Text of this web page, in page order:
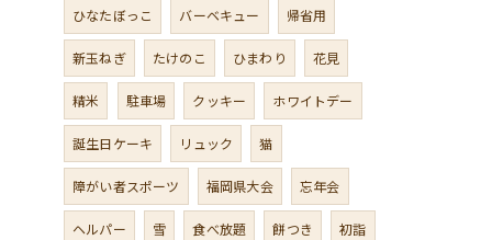
ひなたぼっこ バーベキュー 帰省用
新玉ねぎ たけのこ ひまわり 花見
精米 駐車場 クッキー ホワイトデー
誕生日ケーキ リュック 猫
障がい者スポーツ 福岡県大会 忘年会
ヘルパー 雪 食べ放題 餅つき 初詣